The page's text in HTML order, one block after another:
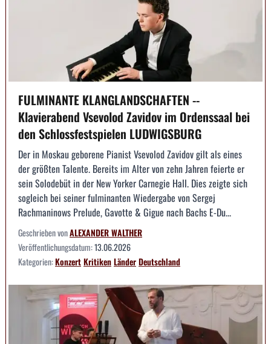
FULMINANTE KLANGLANDSCHAFTEN --
Klavierabend Vsevolod Zavidov im Ordenssaal bei
den Schlossfestspielen LUDWIGSBURG
Der in Moskau geborene Pianist Vsevolod Zavidov gilt als eines
der größten Talente. Bereits im Alter von zehn Jahren feierte er
sein Solodebüt in der New Yorker Carnegie Hall. Dies zeigte sich
sogleich bei seiner fulminanten Wiedergabe von Sergej
Rachmaninows Prelude, Gavotte & Gigue nach Bachs E-Du...
Geschrieben vonALEXANDER WALTHER
Veröffentlichungsdatum:13.06.2026
Kategorien:KonzertKritikenLänderDeutschland